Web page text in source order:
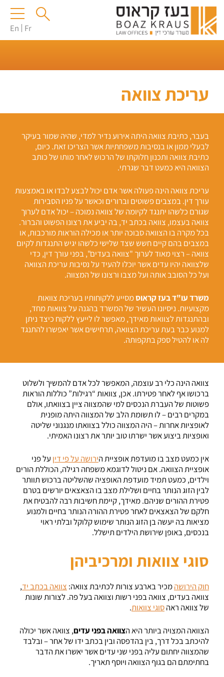
En Fr
עריכת צוואה
בעבר, כתיבת צוואה היתה אירוע נדיר למדי, שהיה שמור בעיקר
לבעלי ממון או בנסיבות משפחתיות אשר הצריכו זאת. כיום,
כתיבת צוואה ותכנון חלוקתו של הרכוש לאחר מותו של כותב
הצוואה היא כמעט דבר שגרתי.
עריכת צוואה הינה פעולה אשר אדם יכול לבצע לבדו או באמצעות
עורך דין. במצבים פשוטים וברורים וכאשר על פניו הסבירות
שגורם כלשהו יתנגד לקיומה של צוואה נמוכה – יכול אדם לערוך
צוואה בעצמו, צוואה בכתב יד, בה יביע את רצונו הפשוט והברור.
בכל מקרה בו הצוואה סבוכה יותר או מכילה הוראות מורכבות, או
במצבים בהם קיים חשש שצד שלישי כלשהו יגיש התנגדות לקיום
צוואה – רצוי מאוד לערוך "צוואה בעדים", בפני עורך דין, כדי
שלצוואה יהיו עדים אשר יוכלו להעיד על נסיבות עריכת הצוואה
ועל כל הסובב אותה ועל מצבו ורצונו של המצווה.
משרד עו"ד בעז קראוסמסייע ללקוחותיו בעריכת צוואות
מקצועיות. ניסיונו העשיר של המשרד בהגנה על צוואות מחד,
ובהתנגדות לצוואות מאידך, מאפשר לו לייעץ ללקוח כיצד ניתן
למנוע כבר בעת עריכת הצוואה, תרחישים אשר יאפשרו להתנגד
לה או להטיל ספק בתקפותה.
צוואה הינה כלי רב עוצמה, המאפשר לכל אדם להמשיך ולשלוט
ברכושו אף לאחר פטירתו. אכן, צוואות “רגילות” כוללות הוראות
פשוטות של העברת הנכסים למי שהמצווה ציין בצוואתו, אולם
במקרים רבים – לו תשומת הלב של המצווה היתה מופנית
לאופציות אחרות – היה המצווה כולל בצוואתו מנגנוני שליטה
ואופציות ביצוע אשר ישרתו טוב יותר את רצונו האמיתי.
אין כמעט מצב בו מועדפת אופציית הירושה על פי דין על פני
אופציית הצוואה. אם ניטול לדוגמא משפחה רגילה, הכוללת הורים
וילדים, כמעט תמיד מועדפת האופציה שהשליטה ברכוש תוותר
לבין הזוג הנותר בחיים ושלילת מצב בו הצאצאים יורשים בטרם
פטירת ההורים שניהם. מאידך, קיימת חשיבות רבה להבטיח את
חלקם של הצאצאים לאחר פטירת ההורה הנותר בחיים ולמנוע
מציאות בה יעשה בן הזוג הנותר שימוש קלוקל ובלתי ראוי
בנכסים, באופן שירושת הילדים תישלל.
סוגי צוואות ומרכיביהן
חוק הירושהמכיר בארבע צורות לכתיבת צוואה: צוואה בכתב יד,
צוואה בעדים, צוואה בפני רשות וצוואה בעל פה. לצורות שונות
של צוואה ראהסוגי צוואות.
הצוואה המצויה ביותר היא הצוואה בפני עדים, צוואה אשר יכולה
להיכתב בכל דרך, בין בהדפסה ובין בכתב ידו של אחר – ובלבד
שהמצווה יחתום עליה בפני שני עדים אשר יאשרו את הדבר
בחתימתם הם בגוף הצוואה ויוסף תאריך.